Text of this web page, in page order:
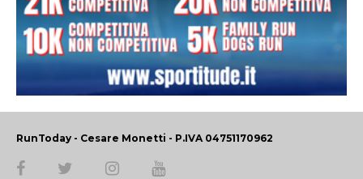
RunToday - Cesare Monetti - P.IVA 04751170962